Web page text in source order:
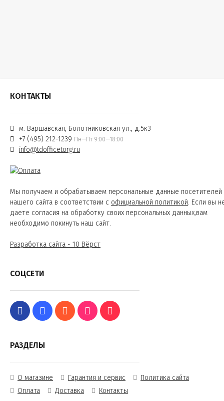
КОНТАКТЫ
м. Варшавская, Болотниковская ул., д.5к3
+7 (495) 212-1239 Пн—Пт 9:00—18:00
info@tdofficetorg.ru
Мы получаем и обрабатываем персональные данные посетителей
нашего сайта в соответствии с официальной политикой. Если вы
даете согласия на обработку своих персональных данных,вам
необходимо покинуть наш сайт.
Разработка сайта - 10 Вёрст
СОЦСЕТИ
РАЗДЕЛЫ
О магазине Гарантия и сервис
Политика сайта
Оплата
Доставка Контакты